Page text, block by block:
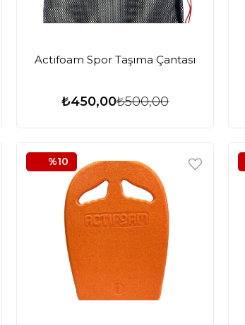
Actifoam Spor Taşıma Çantası
₺450,00₺500,00
%10